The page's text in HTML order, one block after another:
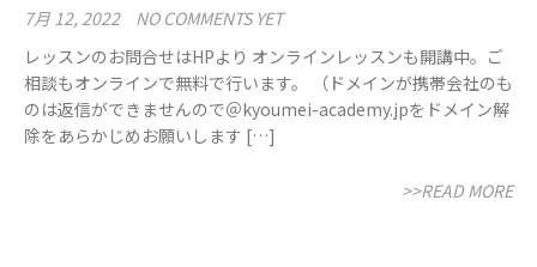
7月 12, 2022
NO COMMENTS YET
レッスンのお問合せはHPより オンラインレッスンも開講中。ご
相談もオンラインで無料で行います。 （ドメインが携帯会社のも
のは返信ができませんので＠kyoumei-academy.jpをドメイン解
除をあらかじめお願いします […]
>>READ MORE